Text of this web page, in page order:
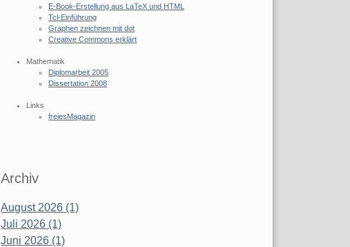
E-Book-Erstellung aus LaTeX und HTML
Tcl-Einführung
Graphen zeichnen mit dot
Creative Commons erklärt
Mathematik
Diplomarbeit 2005
Dissertation 2008
Links
freiesMagazin
Archiv
August 2026 (1)
Juli 2026 (1)
Juni 2026 (1)